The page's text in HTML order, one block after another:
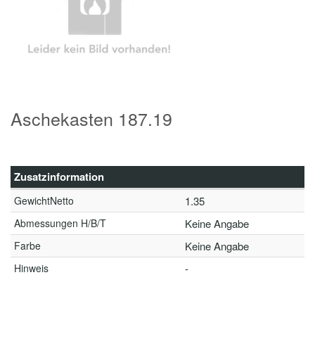
Aschekasten 187.19
Zusatzinformation
GewichtNetto 1.35
Abmessungen H/B/T Keine Angabe
Farbe Keine Angabe
Hinweis -